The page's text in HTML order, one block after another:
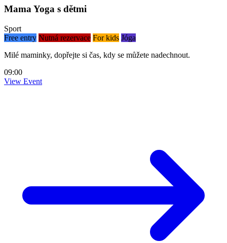
Mama Yoga s dětmi
Sport
Free entry Nutná rezervace For kids Jóga
Milé maminky, dopřejte si čas, kdy se můžete nadechnout.
09:00
View Event